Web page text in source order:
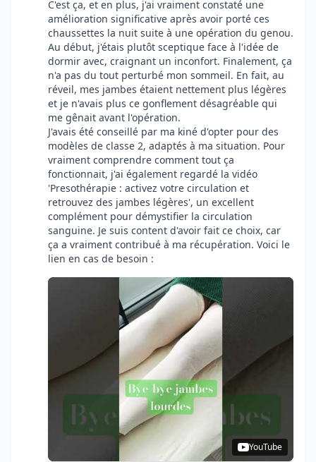
C'est ça, et en plus, j'ai vraiment constaté une
amélioration significative après avoir porté ces
chaussettes la nuit suite à une opération du genou.
Au début, j'étais plutôt sceptique face à l'idée de
dormir avec, craignant un inconfort. Finalement, ça
n'a pas du tout perturbé mon sommeil. En fait, au
réveil, mes jambes étaient nettement plus légères
et je n'avais plus ce gonflement désagréable qui
me gênait avant l'opération.
J'avais été conseillé par ma kiné d'opter pour des
modèles de classe 2, adaptés à ma situation. Pour
vraiment comprendre comment tout ça
fonctionnait, j'ai également regardé la vidéo
'Presothérapie : activez votre circulation et
retrouvez des jambes légères', un excellent
complément pour démystifier la circulation
sanguine. Je suis content d'avoir fait ce choix, car
ça a vraiment contribué à ma récupération. Voici le
lien en cas de besoin :
YouTube